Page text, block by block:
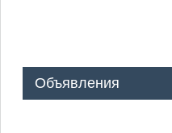
Объявления